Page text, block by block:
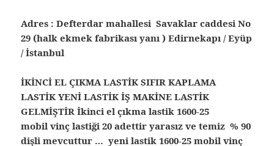
Adres : Defterdar mahallesi Savaklar caddesi No
29 (halk ekmek fabrikası yanı ) Edirnekapı / Eyüp
/ İstanbul
İKİNCİ EL ÇIKMA LASTİK SIFIR KAPLAMA
LASTİK YENİ LASTİK İŞ MAKİNE LASTİK
GELMİŞTİRİkinci el çıkma lastik 1600-25
mobil vinç lastiği 20 adettir yarasız ve temiz % 90
dişli mevcuttur … yeni lastik 1600-25 mobil vinç